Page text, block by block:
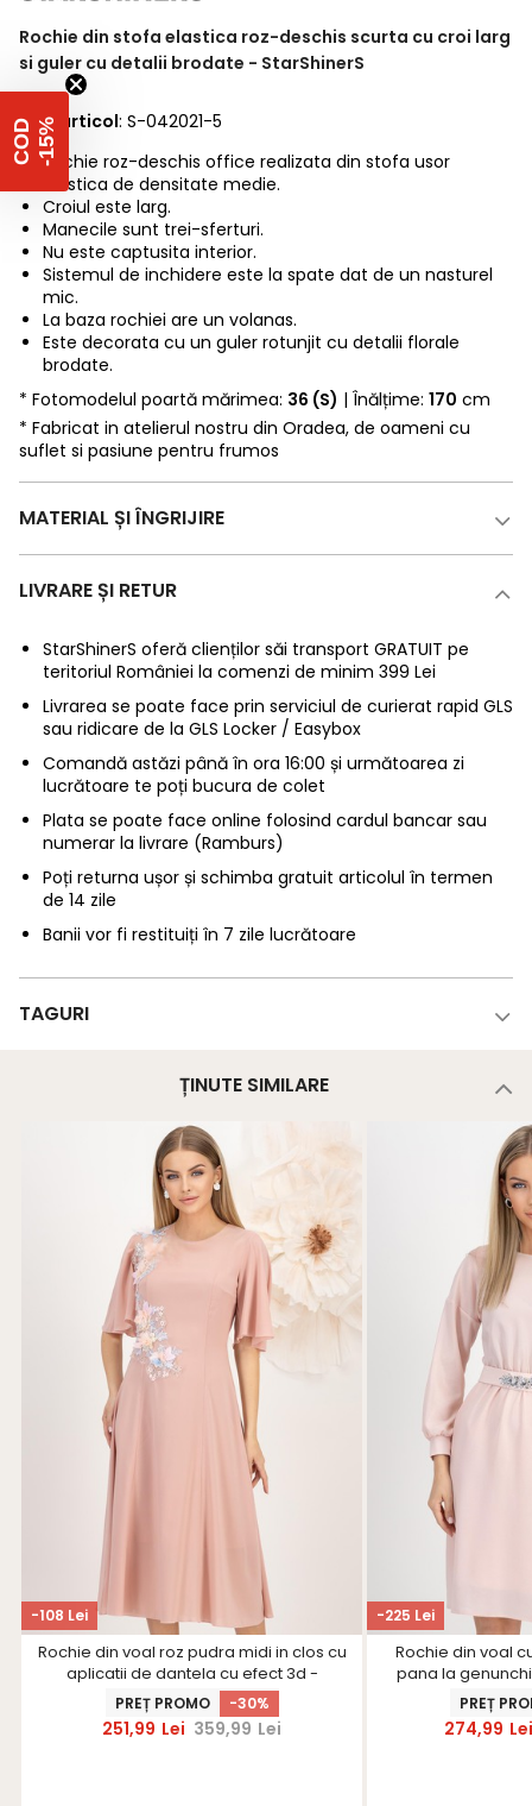
Rochie din stofa elastica roz-deschis scurta cu croi larg
si guler cu detalii brodate - StarShinerS
Cod articol: S-042021-5
Rochie roz-deschis office realizata din stofa usor
elastica de densitate medie.
Croiul este larg.
Manecile sunt trei-sferturi.
Nu este captusita interior.
Sistemul de inchidere este la spate dat de un nasturel
mic.
La baza rochiei are un volanas.
Este decorata cu un guler rotunjit cu detalii florale
brodate.
* Fotomodelul poartă mărimea: 36 (S) | Înălțime: 170 cm
* Fabricat in atelierul nostru din Oradea, de oameni cu
suflet si pasiune pentru frumos
MATERIAL ȘI ÎNGRIJIRE
LIVRARE ȘI RETUR
StarShinerS oferă clienților săi transport GRATUIT pe
teritoriul României la comenzi de minim 399 Lei
Livrarea se poate face prin serviciul de curierat rapid GLS
sau ridicare de la GLS Locker / Easybox
Comandă astăzi până în ora 16:00 și următoarea zi
lucrătoare te poți bucura de colet
Plata se poate face online folosind cardul bancar sau
numerar la livrare (Ramburs)
Poți returna ușor și schimba gratuit articolul în termen
de 14 zile
Banii vor fi restituiți în 7 zile lucrătoare
TAGURI
ȚINUTE SIMILARE
-108 Lei
Rochie din voal roz pudra midi in clos cu
aplicatii de dantela cu efect 3d -
StarShinerS
PREȚ PROMO -30%
251,99 Lei 359,99 Lei
-225 Lei
Rochie din voal
pana la
elastic in talie
pe cordon
PREȚ
274,99
C
O
D
-
1
5 %